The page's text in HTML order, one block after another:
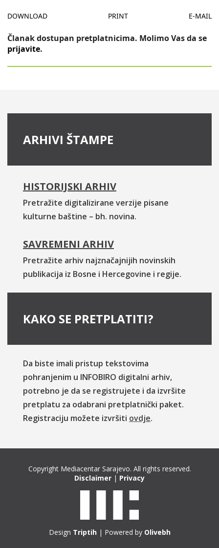
DOWNLOAD PRINT E-MAIL
Članak dostupan pretplatnicima. Molimo Vas da se
prijavite.
ARHIVI ŠTAMPE
HISTORIJSKI ARHIV
Pretražite digitalizirane verzije pisane
kulturne baštine – bh. novina.
SAVREMENI ARHIV
Pretražite arhiv najznačajnijih novinskih
publikacija iz Bosne i Hercegovine i regije.
KAKO SE PRETPLATITI?
Da biste imali pristup tekstovima
pohranjenim u INFOBIRO digitalni arhiv,
potrebno je da se registrujete i da izvršite
pretplatu za odabrani pretplatnički paket.
Registraciju možete izvršiti ovdje.
Copyright Mediacentar Sarajevo. All rights reserved.
Disclaimer | Privacy
Design Triptih| Powered by Olivebh